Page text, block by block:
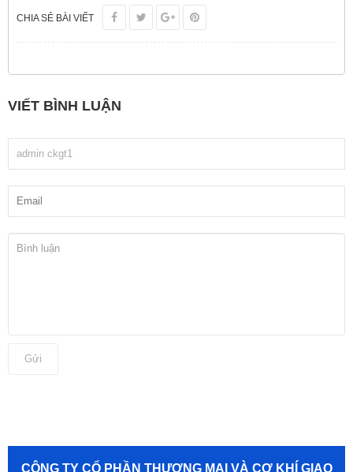
CHIA SẺ BÀI VIẾT
VIẾT BÌNH LUẬN
Gửi
CÔNG TY CỔ PHẦN THƯƠNG MẠI VÀ CƠ KHÍ GIAO